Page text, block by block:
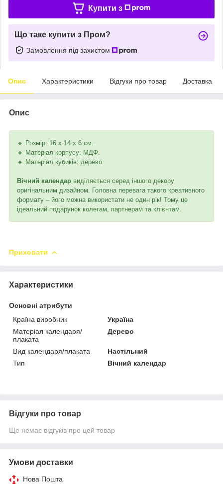
Купити з
Що таке купити з Пром?
Замовлення під захистом
Опис Характеристики Відгуки про товар Доставка
Опис
🔸 Розмір: 16 х 14 х 6 см.
🔸 Матеріал корпусу: МДФ.
🔸 Матеріал кубиків: дерево.
Вічний календар виділяється серед іншого декору
оригінальним дизайном. Головна перевага такого креативного
формату – його можна використати не один рік! Тому це
ідеальний подарунок колегам, партнерам та клієнтам.
Приховати
Характеристики
Основні атрибути
Країна виробник
Україна
Матеріал календаря/
плаката
Дерево
Вид календаря/плаката
Настільний
Тип
Вічний календар
Відгуки про товар
Ще немає відгуків про цей товар
Умови доставки
Нова Пошта